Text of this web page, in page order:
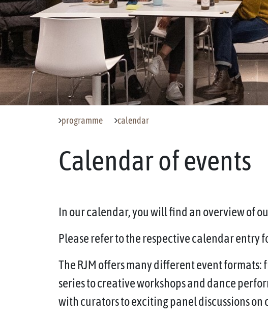
programme calendar
Calendar of events
In our calendar, you will find an overview of
Please refer to the respective calendar entry
The RJM offers many different event
series to creative workshops and dance
with curators to exciting panel discussions on